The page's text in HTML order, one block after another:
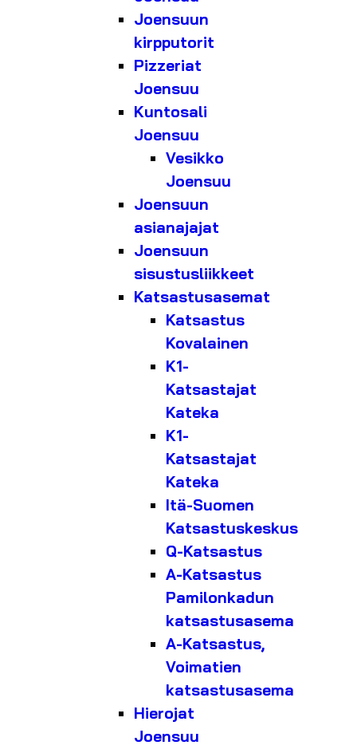
Joensuun
kirpputorit
Pizzeriat
Joensuu
Kuntosali
Joensuu
Vesikko
Joensuu
Joensuun
asianajajat
Joensuun
sisustusliikkeet
Katsastusasemat
Katsastus
Kovalainen
K1-
Katsastajat
Kateka
K1-
Katsastajat
Kateka
Itä-Suomen
Katsastuskeskus
Q-Katsastus
A-Katsastus
Pamilonkadun
katsastusasema
A-Katsastus,
Voimatien
katsastusasema
Hierojat
Joensuu